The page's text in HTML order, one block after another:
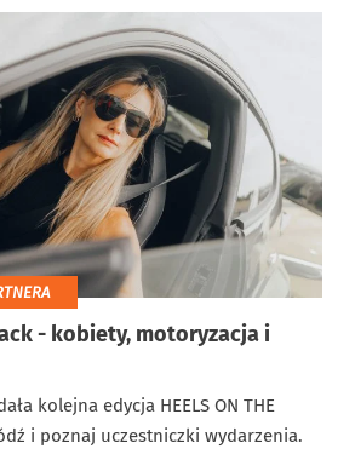
- kobiety, motoryzacja i
kolejna edycja HEELS ON THE
i poznaj uczestniczki wydarzenia.